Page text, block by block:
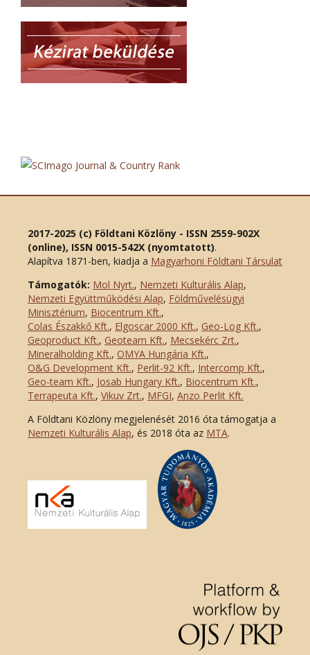
2017-2025 (c) Földtani Közlöny - ISSN 2559-902X
(online), ISSN 0015-542X (nyomtatott).
Alapítva 1871-ben, kiadja a Magyarhoni Földtani Társulat
Támogatók: Mol Nyrt., Nemzeti Kulturális Alap,
Nemzeti Együttműködési Alap, Földművelésügyi
Minisztérium, Biocentrum Kft.,
Colas Északkő Kft., Elgoscar 2000 Kft., Geo-Log Kft.,
Geoproduct Kft., Geoteam Kft., Mecsekérc Zrt.,
Mineralholding Kft., OMYA Hungária Kft.,
O&G Development Kft., Perlit-92 Kft., Intercomp Kft.,
Geo-team Kft., Josab Hungary Kft., Biocentrum Kft.,
Terrapeuta Kft., Vikuv Zrt., MFGI, Anzo Perlit Kft.
A Földtani Közlöny megjelenését 2016 óta támogatja a
Nemzeti Kulturális Alap, és 2018 óta az MTA.